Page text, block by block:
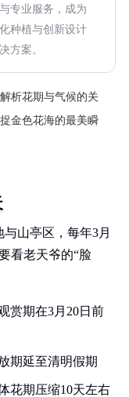
专业服务，成为
种植与创新设计
方案。
析花期与气候的关
金色花海的最美瞬
山亭区，每年3月
看老天爷的“脸
赏期在3月20日前
期延至清明假期
花期压缩10天左右